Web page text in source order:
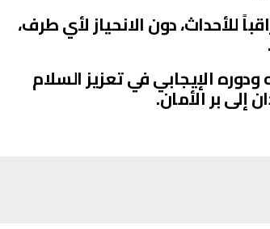
للأحداث، دون الانحياز لأي طرف،
الإيجابي في تعزيز السلام
إلى بر الأمان.